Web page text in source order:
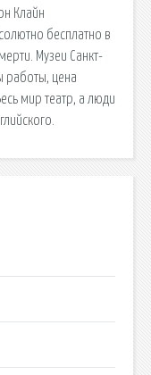
Клайн
бесплатно в
Музеи Санкт-
работы, цена
мир театр, а люди